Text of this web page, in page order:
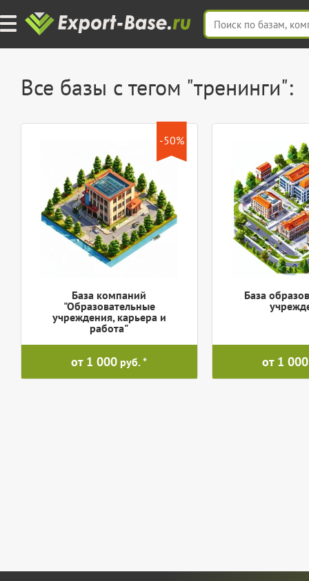
Все базы с тегом "тренинги":
-50%
База компаний
"Образовательные
учреждения, карьера и
работа"
от 1 000 руб.
База
от 1 000